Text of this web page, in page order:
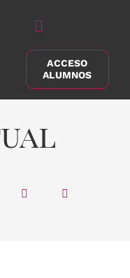
Alternar
navegación
Buscar:
ACCESO
ALUMNOS